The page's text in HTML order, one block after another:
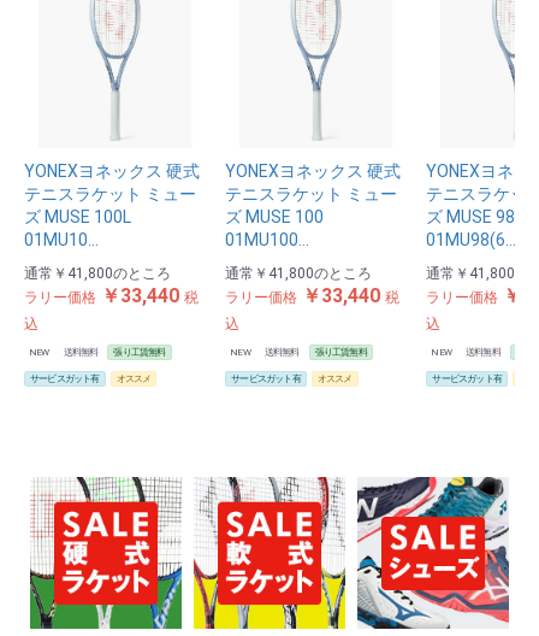
YONEXヨネックス 硬式
テニスラケット ミュー
ズ MUSE 100L
01MU10…
通常 ￥41,800のところ
ラリー価格 ￥33,440 税
込
NEW 送料無料 張り工賃無料
サービスガット有 オススメ
YONEXヨネックス 硬式
テニスラケット ミュー
ズ MUSE 100
01MU100…
通常 ￥41,800のところ
ラリー価格 ￥33,440税
込
NEW 送料無料 張り工賃無料
サービスガット有 オススメ
YONEXヨネッ
テニスラケッ
ズ MUSE 98
01MU98(6…
通常 ￥41,800
ラリー価格 ￥
込
NEW 送料無料
サービスガット有